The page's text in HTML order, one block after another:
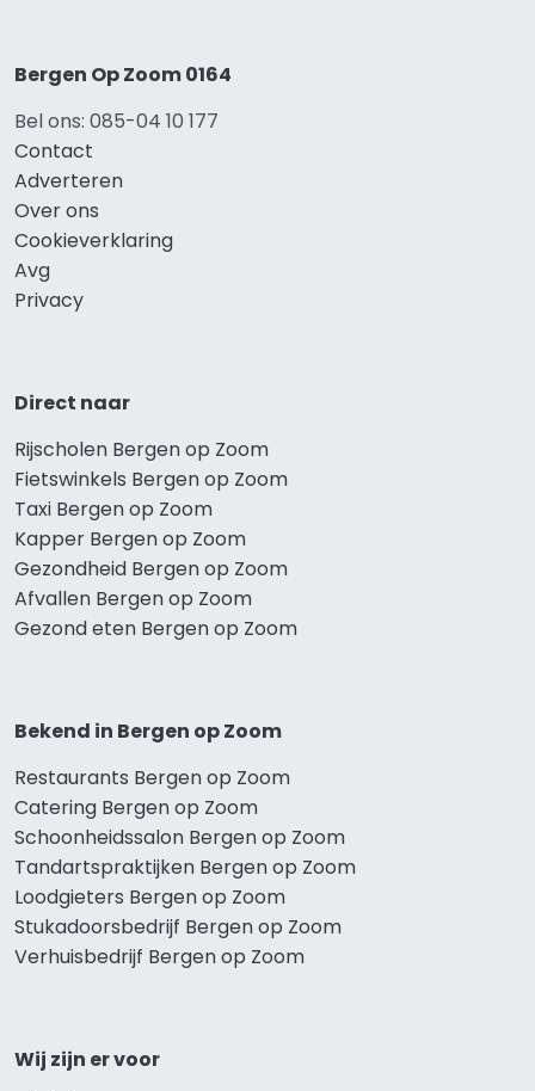
Bergen Op Zoom 0164
Bel ons: 085-04 10 177
Contact
Adverteren
Over ons
Cookieverklaring
Avg
Privacy
Direct naar
Rijscholen Bergen op Zoom
Fietswinkels Bergen op Zoom
Taxi Bergen op Zoom
Kapper Bergen op Zoom
Gezondheid Bergen op Zoom
Afvallen Bergen op Zoom
Gezond eten Bergen op Zoom
Bekend in Bergen op Zoom
Restaurants Bergen op Zoom
Catering Bergen op Zoom
Schoonheidssalon Bergen op Zoom
Tandartspraktijken Bergen op Zoom
Loodgieters Bergen op Zoom
Stukadoorsbedrijf Bergen op Zoom
Verhuisbedrijf Bergen op Zoom
Wij zijn er voor